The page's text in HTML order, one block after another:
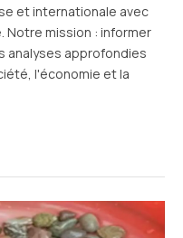
et internationale avec
mission : informer
analyses approfondies
l'économie et la